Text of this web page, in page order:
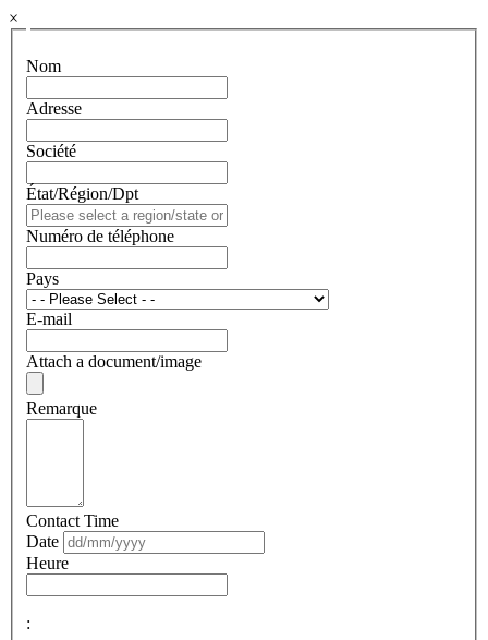
×
Nom
Adresse
Société
État/Région/Dpt
Numéro de téléphone
Pays
E-mail
Attach a document/image
Remarque
Contact Time
Date
Heure
: